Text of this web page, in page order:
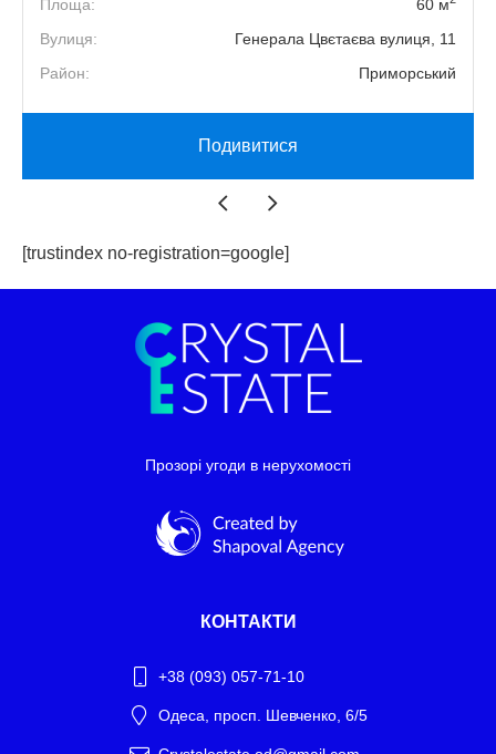
Площа:
60 м
Вулиця:
Генерала Цвєтаєва вулиця, 11
Район:
Приморський
Подивитися
[trustindex no-registration=google]
Прозорі угоди в нерухомості
КОНТАКТИ
+38 (093) 057-71-10
Одеса, просп. Шевченко, 6/5